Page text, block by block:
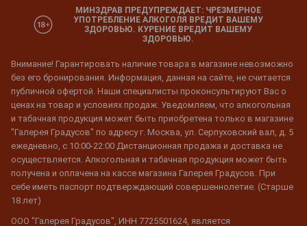
МИНЗДРАВ ПРЕДУПРЕЖДАЕТ: ЧРЕЗМЕРНОЕ
УПОТРЕБЛЕНИЕ АЛКОГОЛЯ ВРЕДИТ ВАШЕМУ
ЗДОРОВЬЮ. КУРЕНИЕ ВРЕДИТ ВАШЕМУ
ЗДОРОВЬЮ.
Внимание! Гарантировать наличие товара в магазине невозможно
без его бронирования. Информация, данная на сайте, не считается
публичной офертой. Наши специалисты проконсультируют Вас о
ценах на товар и условиях продаж. Уведомляем, что алкогольная
и табачная продукция может быть приобретена только в магазине
"Галерея Градусов" по адресу г. Москва, ул. Серпуховский вал, д. 5
ежедневно, с 10:00-22:00 Дистанционная продажа и доставка не
осуществляется. Алкогольная и табачная продукция может быть
получена и оплачена на кассе магазина Галерея Градусов. При
себе иметь паспорт подтверждающий совершеннолетие. (Старше
18 лет)
ООО "Галерея Градусов", ИНН 7725501624, является